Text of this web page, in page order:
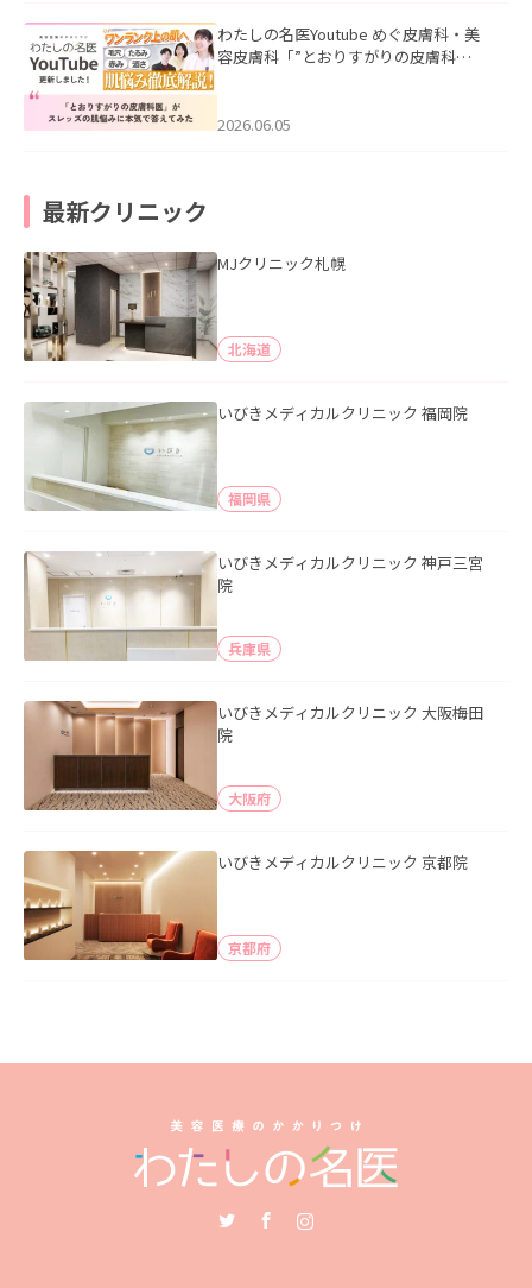
わたしの名医Youtube めぐ皮膚科・美
容皮膚科「”とおりすがりの皮膚科
2026.06.05
最新クリニック
MJクリニック札幌
北海道
いびきメディカルクリニック 福岡院
福岡県
いびきメディカルクリニック 神戸三宮
院
兵庫県
いびきメディカルクリニック 大阪梅田
院
大阪府
いびきメディカルクリニック 京都院
京都府